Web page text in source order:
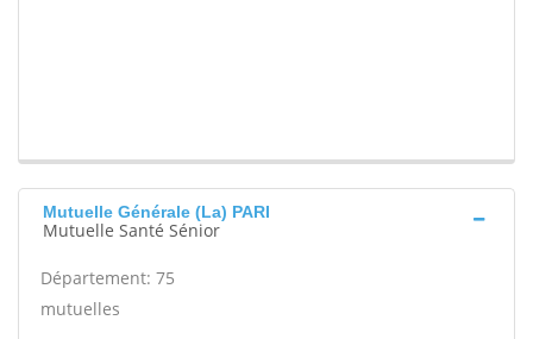
Mutuelle Générale (La) PARI
Mutuelle Santé Sénior
Département: 75
mutuelles